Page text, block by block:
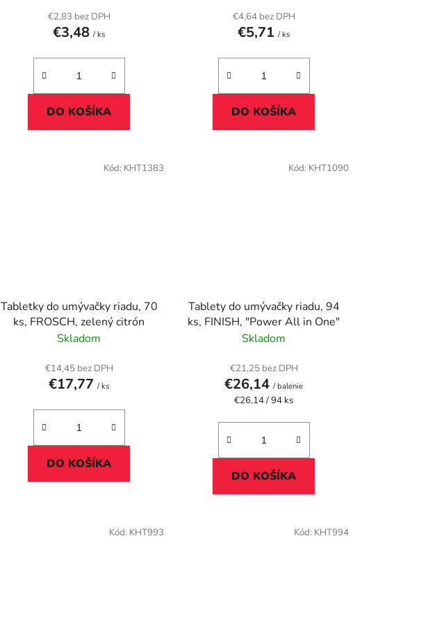
€2,83 bez DPH
€3,48/ ks
DO KOŠÍKA
€4,64 bez DPH
€5,71/ ks
DO KOŠÍKA
Tabletky do umývačky riadu, 70
ks, FROSCH, zelený citrón
Skladom
€14,45 bez DPH
€17,77/ ks
DO KOŠÍKA
Kód: KHT1383
Tablety do umývačky riadu, 94
ks, FINISH, "Power All in One"
Skladom
€21,25 bez DPH
€26,14/ balenie
Jednotková
€26,14 / 94 ks
DO KOŠÍKA
Kód: KHT1090
Kód: KHT993 Kód: KHT994